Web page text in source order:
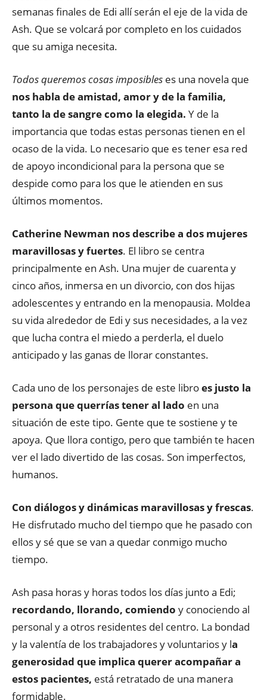
semanas finales de Edi allí serán el eje de la vida de
Ash. Que se volcará por completo en los cuidados
que su amiga necesita.
Todos queremos cosas imposibles es una novela que
nos habla de amistad, amor y de la familia,
tanto la de sangre como la elegida. Y de la
importancia que todas estas personas tienen en el
ocaso de la vida. Lo necesario que es tener esa red
de apoyo incondicional para la persona que se
despide como para los que le atienden en sus
últimos momentos.
Catherine Newman nos describe a dos mujeres
maravillosas y fuertes. El libro se centra
principalmente en Ash. Una mujer de cuarenta y
cinco años, inmersa en un divorcio, con dos hijas
adolescentes y entrando en la menopausia. Moldea
su vida alrededor de Edi y sus necesidades, a la vez
que lucha contra el miedo a perderla, el duelo
anticipado y las ganas de llorar constantes.
Cada uno de los personajes de este libroes justo la
persona que querrías tener al lado en una
situación de este tipo. Gente que te sostiene y te
apoya. Que llora contigo, pero que también te hacen
ver el lado divertido de las cosas. Son imperfectos,
humanos.
Con diálogos y dinámicas maravillosas y frescas.
He disfrutado mucho del tiempo que he pasado con
ellos y sé que se van a quedar conmigo mucho
tiempo.
Ash pasa horas y horas todos los días junto a Edi;
recordando, llorando, comiendo y conociendo al
personal y a otros residentes del centro. La bondad
y la valentía de los trabajadores y voluntarios y la
generosidad que implica querer acompañar a
estos pacientes, está retratado de una manera
formidable.